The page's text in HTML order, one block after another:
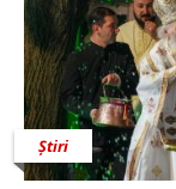
Știri